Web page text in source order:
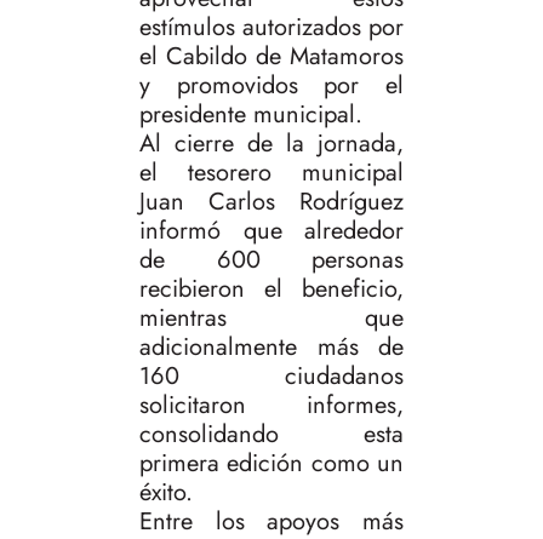
estímulos autorizados por
el Cabildo de Matamoros
y promovidos por el
presidente municipal.
Al cierre de la jornada,
el tesorero municipal
Juan Carlos Rodríguez
informó que alrededor
de 600 personas
recibieron el beneficio,
mientras que
adicionalmente más de
160 ciudadanos
solicitaron informes,
consolidando esta
primera edición como un
éxito.
Entre los apoyos más